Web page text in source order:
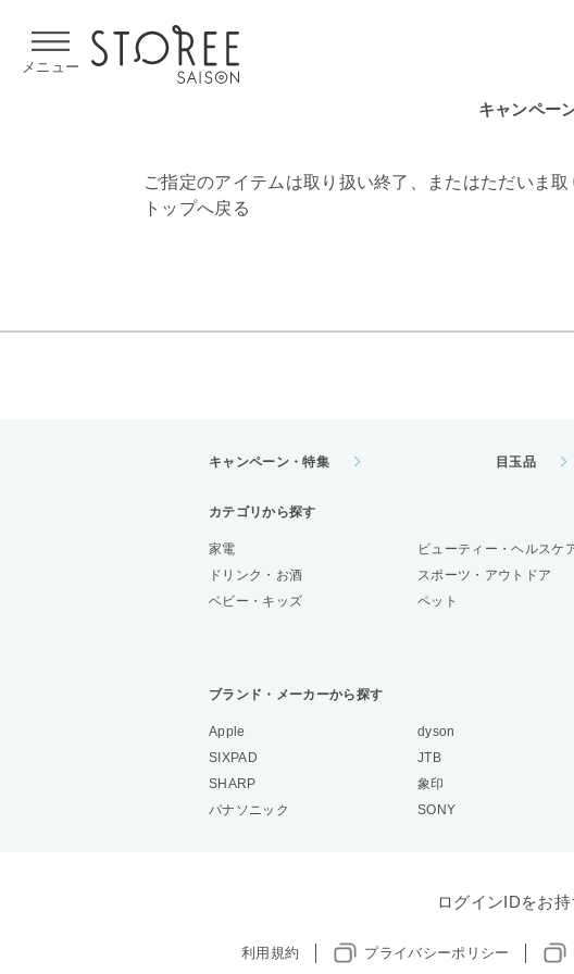
メニュー
キャンペー
ご指定のアイテムは取り扱い終了、またはただいま取
トップへ戻る
キャンペーン・特集 目玉品
カテゴリから探す
家電 ビューティー・ヘルスケ
ドリンク・お酒
スポーツ・アウトドア
ベビー・キッズ
ペット
ブランド・メーカーから探す
Apple dyson
SIXPAD
JTB
SHARP
象印
パナソニック
SONY
ログインIDをお
利用規約 プライバシーポリシー